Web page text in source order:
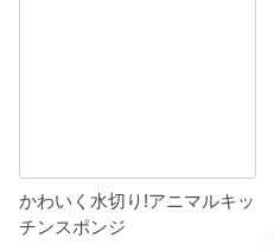
かわいく水切り!アニマルキッ
チンスポンジ